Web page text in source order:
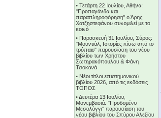
• Τετάρτη 22 Ιουλίου, Αθήνα:
"Προπαγάνδα και
παραπληροφόρηση" ο Άρης
Χατζηστεφάνου συνομιλεί με το
κοινό
• Παρασκευή 31 Ιουλίου, Σύρος:
"Μουντιάλ, Ιστορίες πίσω από το
τρόπαιο" παρουσίαση του νέου
βιβλίου των Χρήστου
Σωτηρακόπουλου & Φάνη
Τσοκανά
• Νέοι τίτλοι επιστημονικού
βιβλίου 2026, από τις εκδόσεις
ΤΟΠΟΣ
•Δευτέρα 13 Ιουλίου,
Μονεμβασιά: "Προδομένο
Μεσολόγγι" παρουσίαση του
νέου βιβλίου του Σπύρου Αλεξίου